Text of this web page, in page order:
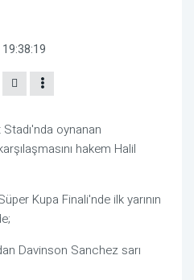
oynanan
hakem Halil
Kupa Finali'nde ilk yarının
Davinson Sanchez sarı